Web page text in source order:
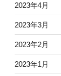
2023年4月
2023年3月
2023年2月
2023年1月